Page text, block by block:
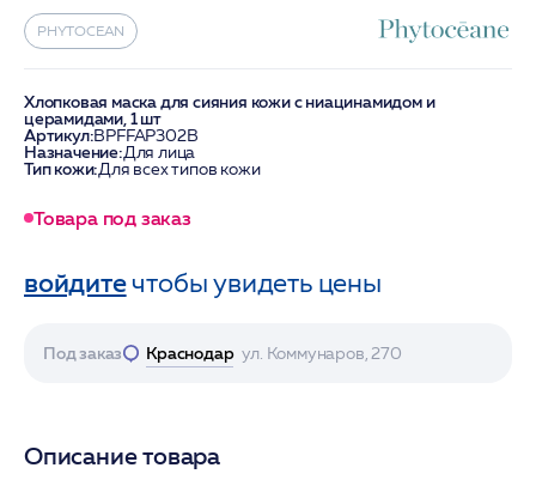
PHYTOCEAN
Хлопковая маска для сияния кожи с ниацинамидом и
церамидами, 1 шт
Артикул:BPFFAP302B
Назначение:Для лица
Тип кожи:Для всех типов кожи
Товара под заказ
войдитечтобы увидеть цены
Под заказ Краснодар ул. Коммунаров, 270
Описание товара